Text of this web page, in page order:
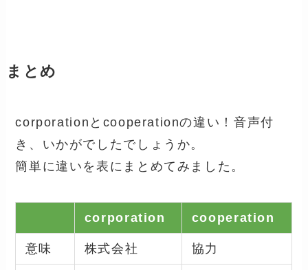
まとめ
corporationとcooperationの違い！音声付
き、いかがでしたでしょうか。
簡単に違いを表にまとめてみました。
corporation cooperation
意味 株式会社 協力